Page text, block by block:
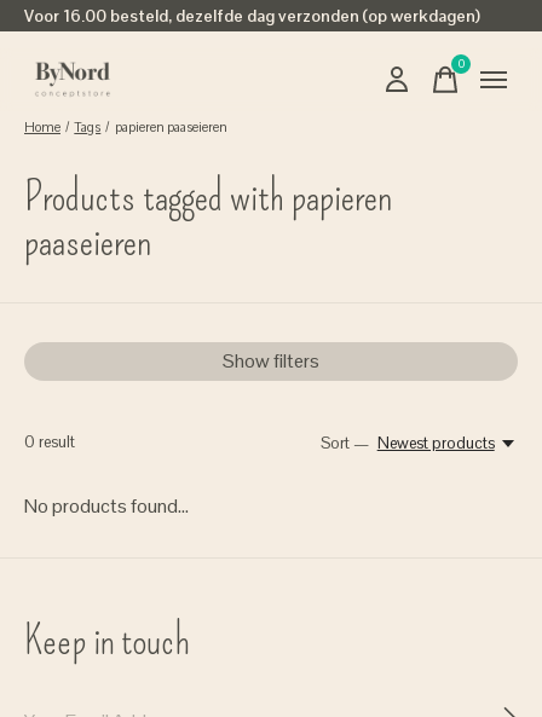
Voor 16.00 besteld, dezelfde dag verzonden (op werkdagen)
0items
Home / Tags / papieren paaseieren
Products tagged with papieren
paaseieren
Show filters
0 result Sort — Newest products
No products found...
Keep in touch